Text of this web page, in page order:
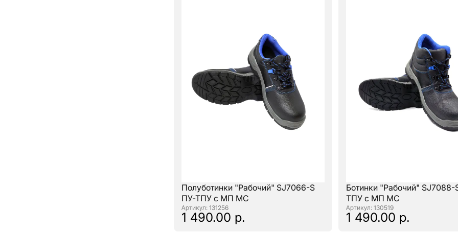
Полуботинки "Рабочий" SJ7066-S
ПУ-ТПУ с МП МС
: 131256
1 490.00 р.
Ботинки "Рабочий" SJ7088-
ТПУ с МП МС
: 130519
1 490.00 р.